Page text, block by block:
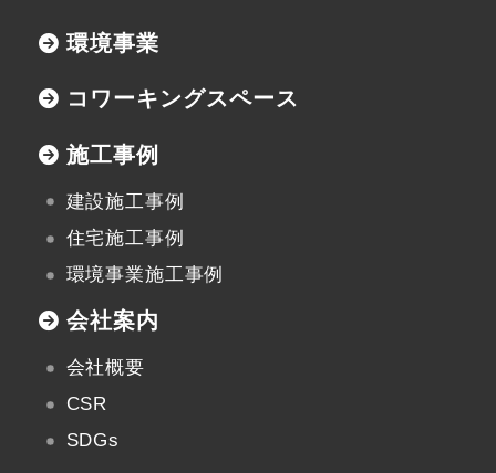
環境事業
コワーキングスペース
施工事例
建設施工事例
住宅施工事例
環境事業施工事例
会社案内
会社概要
CSR
SDGs